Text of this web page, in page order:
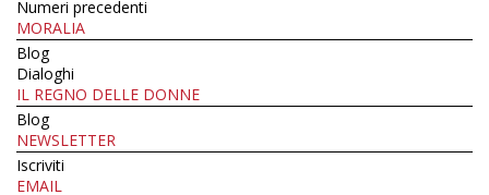
Numeri precedenti
MORALIA
Blog
Dialoghi
IL REGNO DELLE DONNE
Blog
NEWSLETTER
Iscriviti
EMAIL